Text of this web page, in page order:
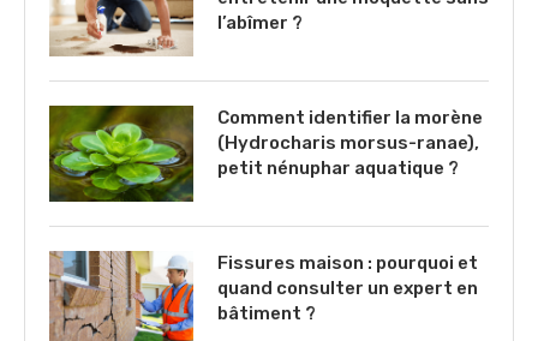
l’abîmer ?
Comment identifier la morène
(Hydrocharis morsus-ranae),
petit nénuphar aquatique ?
Fissures maison : pourquoi et
quand consulter un expert en
bâtiment ?